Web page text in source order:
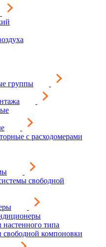
группы
с расходомерами
свободной
типа
компоновки